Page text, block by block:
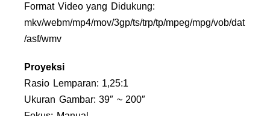
Format Video yang Didukung:
mkv/webm/mp4/mov/3gp/ts/trp/tp/mpeg/mpg/vob/dat
/asf/wmv
Proyeksi
Rasio Lemparan: 1,25:1
Ukuran Gambar: 39″ ~ 200″